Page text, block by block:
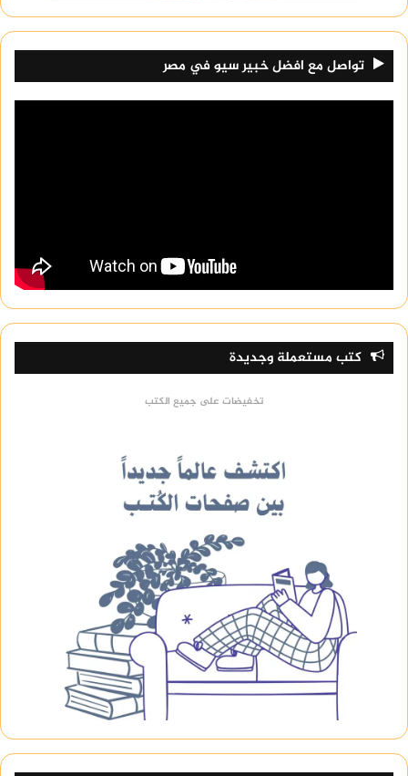
تواصل مع افضل خبير سيو في مصر
كتب مستعملة وجديدة
تخفيضات على جميع الكتب